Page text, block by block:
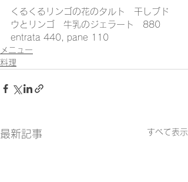
くるくるリンゴの花のタルト　干しブド
ウとリンゴ　牛乳のジェラート　880
entrata 440, pane 110
メニュー
料理
最新記事 すべて表示